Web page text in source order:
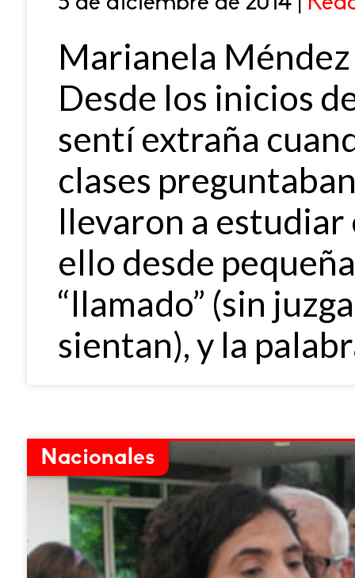
Marianela
Desde los inicios
sentí extraña
clases
llevaron a estudiar
ello desde
“llamado” (sin
sientan), y la
Nacionales